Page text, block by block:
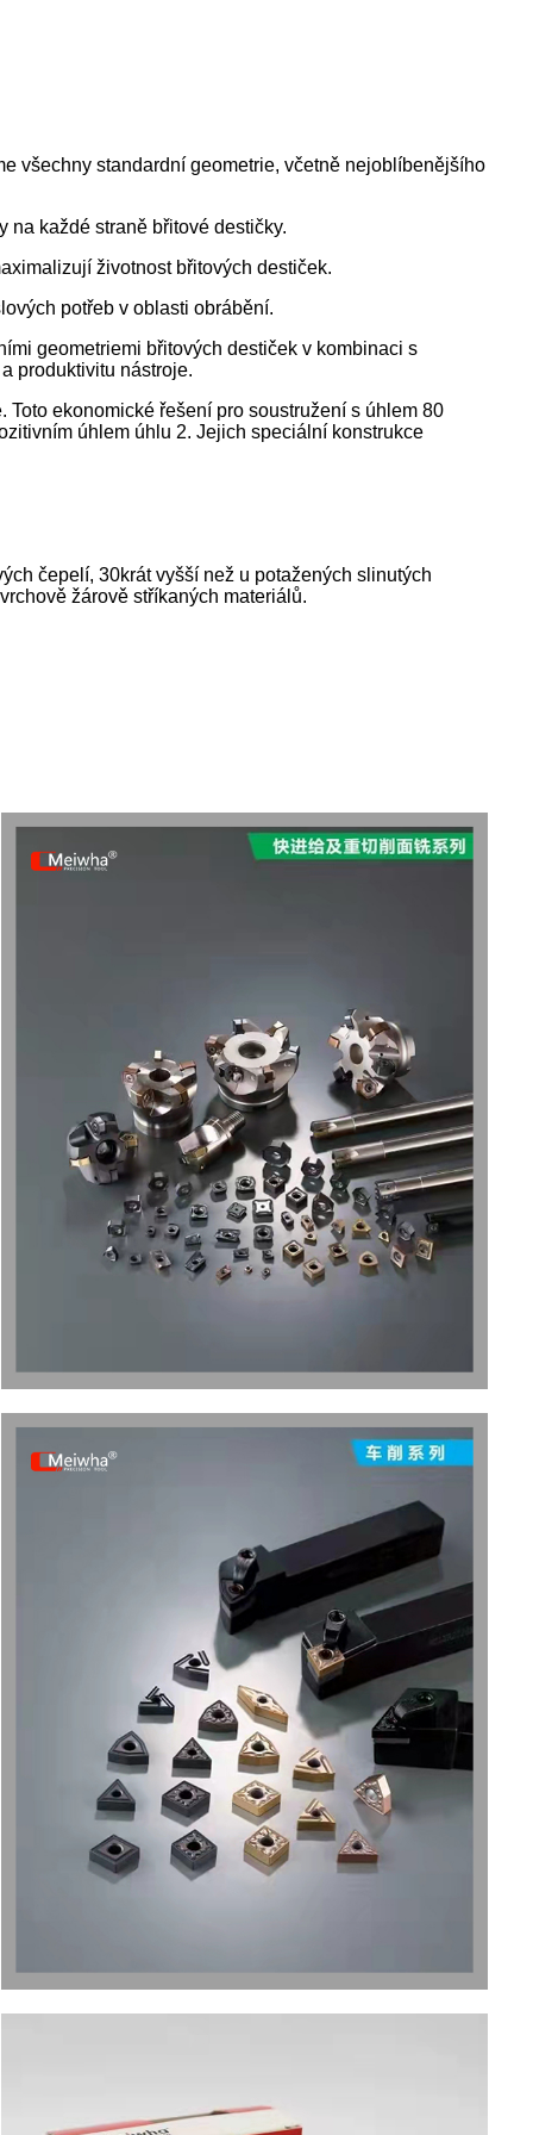
všechny standardní geometrie, včetně nejoblíbenějšího
na každé straně břitové destičky.
životnost břitových destiček.
potřeb v oblasti obrábění.
geometriemi břitových destiček v kombinaci s
produktivitu nástroje.
ekonomické řešení pro soustružení s úhlem 80
úhlem úhlu 2. Jejich speciální konstrukce
čepelí, 30krát vyšší než u potažených slinutých
žárově stříkaných materiálů.